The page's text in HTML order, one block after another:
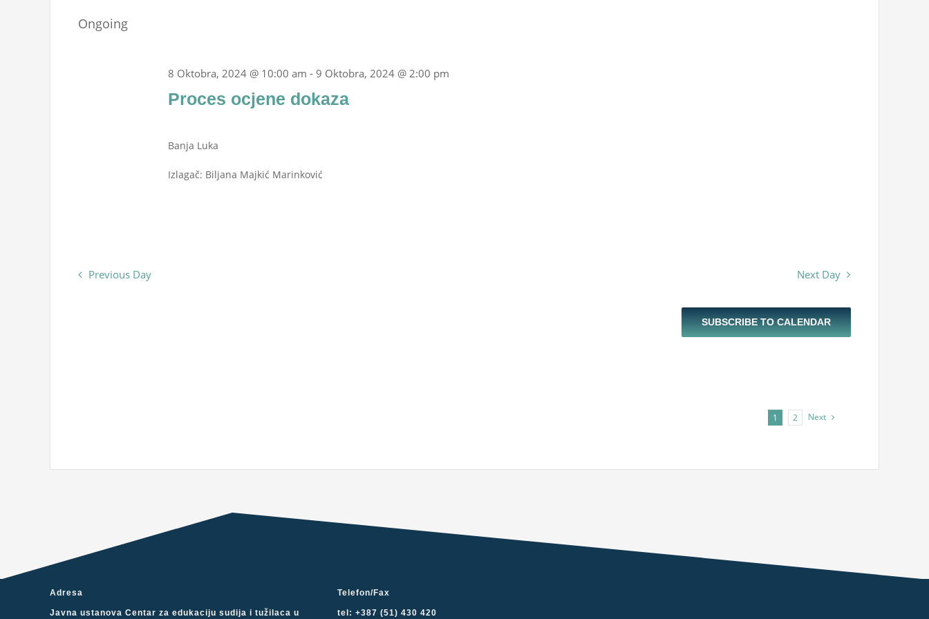
Navigation
by
Ongoing
Proces ocjene dokaza
8 Oktobra, 2024 @ 10:00 am -9 Oktobra, 2024 @ 2:00 pm
Banja Luka
Izlagač: Biljana Majkić Marinković
Previous Day Next Day
SUBSCRIBE TO CALENDAR
1 2 Next
Adresa
Javna ustanova Centar za edukaciju sudija i tužilaca u
Telefon/Fax
tel: +387 (51) 430 420